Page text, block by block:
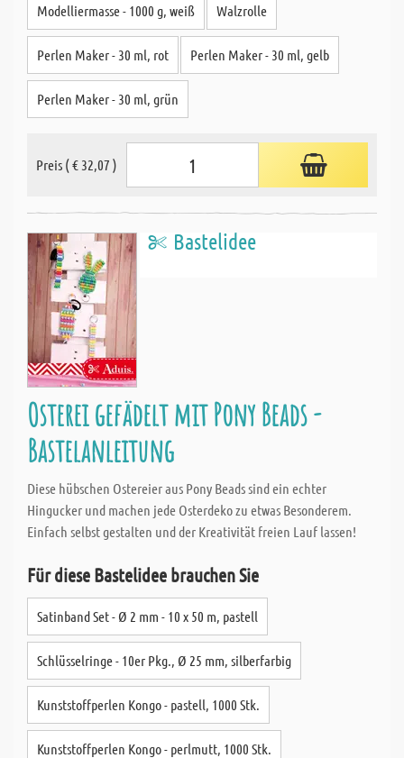
Modelliermasse - 1000 g, weiß Walzrolle
Perlen Maker - 30 ml, rot Perlen Maker - 30 ml, gelb
Perlen Maker - 30 ml, grün
Preis ( € 32,07 )
Bastelidee
Osterei gefädelt mit Pony Beads -
Bastelanleitung
Diese hübschen Ostereier aus Pony Beads sind ein echter
Hingucker und machen jede Osterdeko zu etwas Besonderem.
Einfach selbst gestalten und der Kreativität freien Lauf lassen!
Für diese Bastelidee brauchen Sie
Satinband Set - Ø 2 mm - 10 x 50 m, pastell
Schlüsselringe - 10er Pkg., Ø 25 mm, silberfarbig
Kunststoffperlen Kongo - pastell, 1000 Stk.
Kunststoffperlen Kongo - perlmutt, 1000 Stk.